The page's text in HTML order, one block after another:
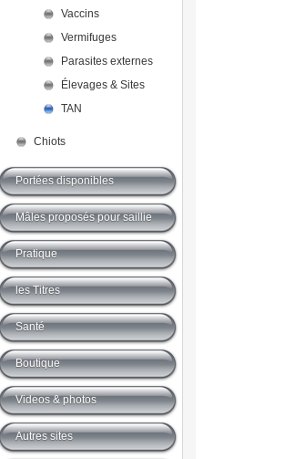
Vaccins
Vermifuges
Parasites externes
Élevages & Sites
TAN
Chiots
Portées disponibles
Mâles proposés pour saillie
Pratique
les Titres
Santé
Boutique
Videos & photos
Autres sites